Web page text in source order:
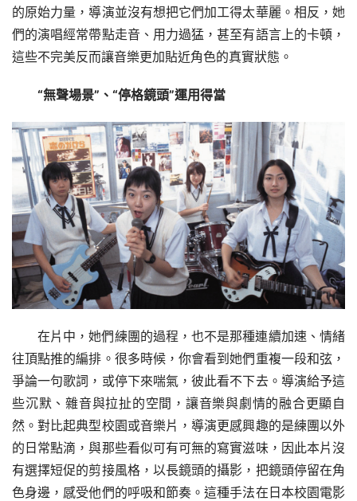
的原始力量，導演並沒有想把它們加工得太華麗。相反，她
們的演唱經常帶點走音、用力過猛，甚至有語言上的卡頓，
這些不完美反而讓音樂更加貼近角色的真實狀態。
“無聲場景”、“停格鏡頭”運用得當
在片中，她們練團的過程，也不是那種連續加速、情緒
往頂點推的編排。很多時候，你會看到她們重複一段和弦，
爭論一句歌詞，或停下來喘氣，彼此看不下去。導演給予這
些沉默、雜音與拉扯的空間，讓音樂與劇情的融合更顯自
然。對比起典型校園或音樂片，導演更感興趣的是練團以外
的日常點滴，與那些看似可有可無的寫實滋味，因此本片沒
有選擇短促的剪接風格，以長鏡頭的攝影，把鏡頭停留在角
色身邊，感受他們的呼吸和節奏。這種手法在日本校園電影